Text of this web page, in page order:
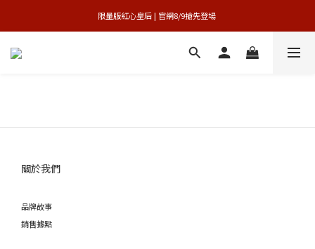
買1送1特賣會 | 台中大遠百店 / 南紡店
限量版紅心皇后 | 官網8/9搶先登場
買1送1特賣會 | 台中大遠百店 / 南紡店
關於我們
品牌故事
銷售據點